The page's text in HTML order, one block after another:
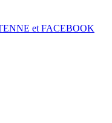
et FACEBOOK